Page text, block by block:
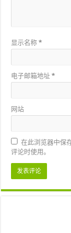
显示名称*
电子邮箱地址*
网站
在此浏览器中保
评论时使用。